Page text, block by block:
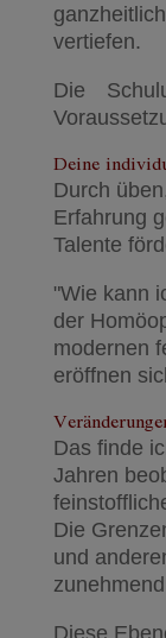
vertiefen.
Die
Deine
Durch
Erfahrung
Talente
"Wie kann
der
modernen
eröffnen
Das finde
Jahren
Die
und
Diese